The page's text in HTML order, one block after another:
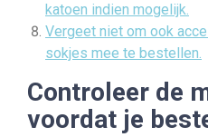
katoen indien mogelijk.
Vergeet niet om ook
sokjes mee te bestellen.
Controleer de
voordat je